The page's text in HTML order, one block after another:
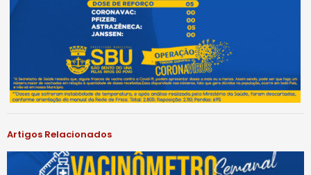
Artigos Relacionados